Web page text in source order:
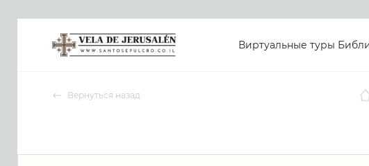
Виртуальные туры
Вернуться назад